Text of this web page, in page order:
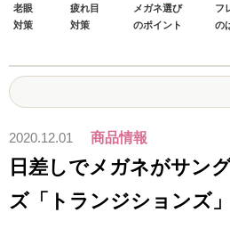
老眼
対策
疲れ目
対策
メガネ選び
のポイント
フ
の
2020.12.01 商品情報
日差しでメガネがサン
ズ「トランジションズ」